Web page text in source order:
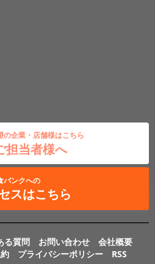
の企業・店舗様はこちら
担当者様へ
バンクへの
スはこちら
る質問 お問い合わせ
会社概要
プライバシーポリシー RSS